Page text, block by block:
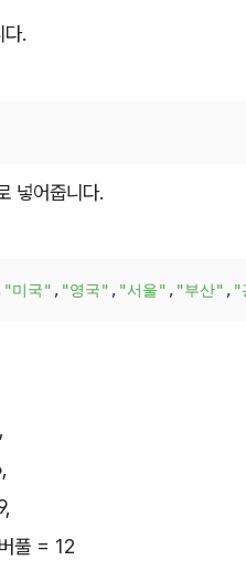
다.
넣어줍니다.
"미국" , "영국" , "서울" , "부산" , "
풀 = 12